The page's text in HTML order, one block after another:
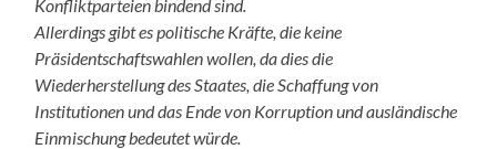
Konfliktparteien bindend sind.
Allerdings gibt es politische Kräfte, die keine
Präsidentschaftswahlen wollen, da dies die
Wiederherstellung des Staates, die Schaffung von
Institutionen und das Ende von Korruption und ausländische
Einmischung bedeutet würde.